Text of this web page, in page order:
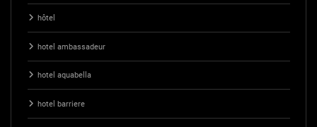
hôtel
hotel ambassadeur
hotel aquabella
hotel barriere